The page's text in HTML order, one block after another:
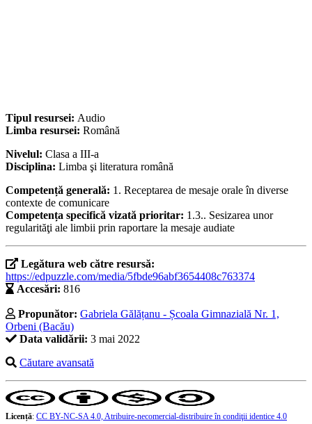
Tipul resursei: Audio
Limba resursei: Română
Nivelul: Clasa a III-a
Disciplina: Limba şi literatura română
Competență generală: 1. Receptarea de mesaje orale în diverse
contexte de comunicare
Competența specifică vizată prioritar: 1.3.. Sesizarea unor
regularităţi ale limbii prin raportare la mesaje audiate
Legătura web către resursă:
https://edpuzzle.com/media/5fbde96abf3654408c763374
Accesări: 816
Propunător: Gabriela Gălățanu - Școala Gimnazială Nr. 1,
Orbeni (Bacău)
Data validării: 3 mai 2022
Căutare avansată
Licență: CC BY-NC-SA 4.0, Atribuire-necomercial-distribuire în condiţii identice 4.0